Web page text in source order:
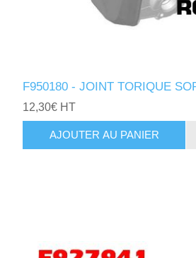
F950180 - JOINT TORIQUE
12,30€ HT
AJOUTER AU PANIER